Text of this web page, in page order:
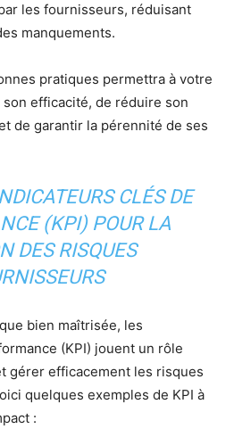
les fournisseurs, réduisant
manquements.
pratiques permettra à votre
son efficacité, de réduire son
de garantir la pérennité de ses
CLÉS DE
(KPI) POUR LA
DES RISQUES
bien maîtrisée, les
(KPI) jouent un rôle
gérer efficacement les risques
quelques exemples de KPI à
: